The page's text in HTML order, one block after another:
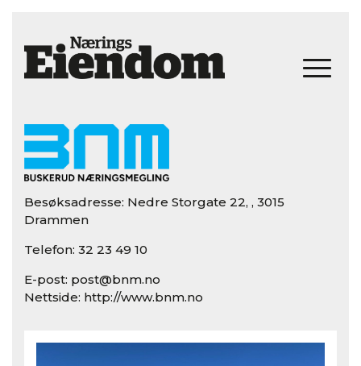
Besøksadresse: Nedre Storgate 22, , 3015
Drammen
Telefon: 32 23 49 10
E-post: post@bnm.no
Nettside: http://www.bnm.no